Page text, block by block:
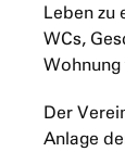
Leben zu
WCs,
Der
Anlage